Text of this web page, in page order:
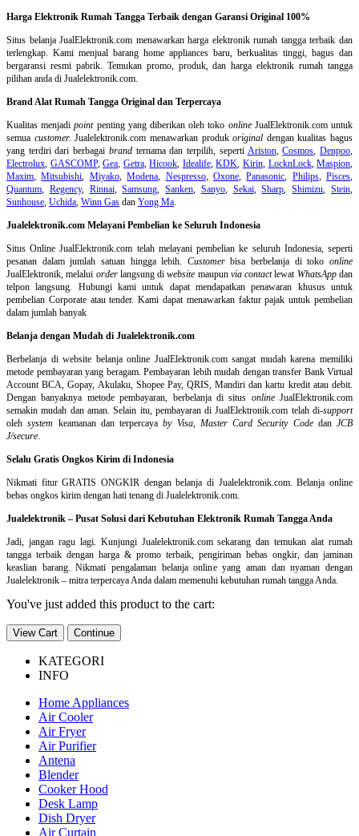
Harga Elektronik Rumah Tangga Terbaik dengan Garansi Original 100%
Situs belanjaJualElektronik.com menawarkan harga elektronik rumah tangga terbaik dan
terlengkap. Kami menjual barang home appliances baru, berkualitas tinggi, bagus dan
bergaransi resmi pabrik. Temukan promo, produk, dan harga elektronik rumah tangga
pilihan anda di Jualelektronik.com.
Brand Alat Rumah Tangga Original dan Terpercaya
Kualitas menjadipointpenting yang diberikan oleh toko onlineJualElektronik.com untuk
semua customer. Jualelektronik.com menawarkan produkoriginal dengan kualitas bagus
yang terdiri dari berbagai brandternama dan terpilih, seperti Ariston,Cosmos,Denpoo,
Electrolux, GASCOMP,Gea, Getra,Hicook, Idealife,KDK, Kirin, LocknLock,Maspion,
Maxim,Mitsubishi, Miyako,Modena, Nespresso, Oxone,Panasonic, Philips, Pisces,
Quantum, Regency, Rinnai,Samsung,Sanken, Sanyo, Sekai,Sharp,Shimizu,Stein,
Sunhouse, Uchida, Winn Gas dan Yong Ma.
Jualelektronik.com Melayani Pembelian ke Seluruh Indonesia
Situs Online JualElektronik.com telah melayani pembelian ke seluruh Indonesia, seperti
pesanan dalam jumlah satuan hingga lebih. Customerbisa berbelanja di tokoonline
JualElektronik, melalui orderlangsung diwebsite maupun via contactlewat WhatsAppdan
telpon langsung. Hubungi kami untuk dapat mendapatkan penawaran khusus untuk
pembelian Corporate atau tender. Kami dapat menawarkan faktur pajak untuk pembelian
dalam jumlah banyak
Belanja dengan Mudah di Jualelektronik.com
Berbelanja diwebsite belanja online JualElektronik.com sangat mudah karena memiliki
metode pembayaran yang beragam. Pembayaran lebih mudah dengan transfer Bank Virtual
Account BCA, Gopay, Akulaku, Shopee Pay, QRIS, Mandiri dan kartu kredit atau debit.
Dengan banyaknya metode pembayaran, berbelanja di situs onlineJualElektronik.com
semakin mudah dan aman. Selain itu, pembayaran di JualElektronik.com telah di-support
olehsystem keamanan dan terpercayaby Visa, Master Card Security Codedan JCB
J/secure.
Selalu Gratis Ongkos Kirim di Indonesia
Nikmati fitur GRATIS ONGKIR dengan belanja di Jualelektronik.com. Belanja online
bebas ongkos kirim dengan hati tenang di Jualelektronik.com.
Jualelektronik – Pusat Solusi dari Kebutuhan Elektronik Rumah Tangga Anda
Jadi, jangan ragu lagi. Kunjungi Jualelektronik.com sekarang dan temukan alat rumah
tangga terbaik dengan harga & promo terbaik, pengiriman bebas ongkir, dan jaminan
keaslian barang. Nikmati pengalaman belanja online yang aman dan nyaman dengan
Jualelektronik – mitra terpercaya Anda dalam memenuhi kebutuhan rumah tangga Anda.
You've just added this product to the cart:
View Cart Continue
KATEGORI
INFO
Home Appliances
Air Cooler
Air Fryer
Air Purifier
Antena
Blender
Cooker Hood
Desk Lamp
Dish Dryer
Air Curtain